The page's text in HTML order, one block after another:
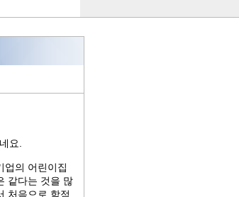
요.
업의 어린이집
같다는 것을 많
처음으로 학점